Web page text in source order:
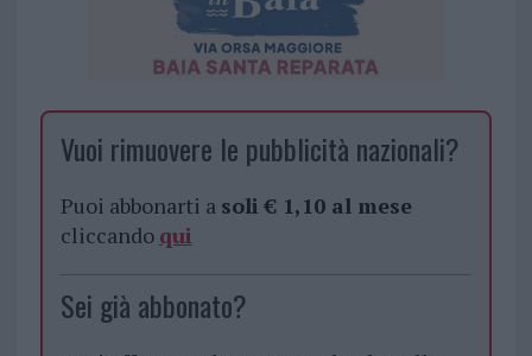
Vuoi rimuovere le pubblicità nazionali?
Puoi abbonarti a soli € 1,10 al mese
cliccando qui
Sei già abbonato?